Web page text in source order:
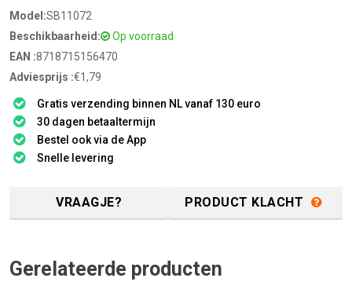
Model:SB11072
Beschikbaarheid:
Op voorraad
EAN :8718715156470
Adviesprijs :€1,79
Gratis verzending binnen NL vanaf 130 euro
30 dagen betaaltermijn
Bestel ook via de App
Snelle levering
VRAAGJE? PRODUCT KLACHT
Gerelateerde producten